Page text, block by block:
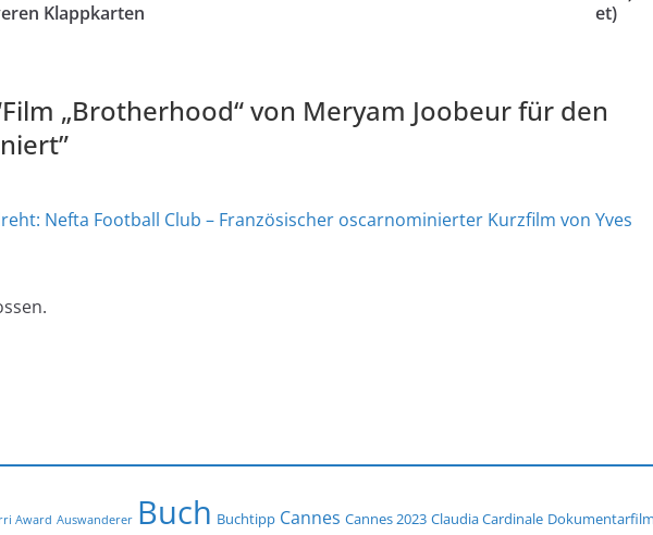
Klappkarten
et)
Film „Brotherhood“ von Meryam Joobeur für den
”
Nefta Football Club – Französischer oscarnominierter Kurzfilm von Yves
Award Auswanderer Buch Buchtipp Cannes Cannes 2023 Claudia Cardinale Dokumentarfilm